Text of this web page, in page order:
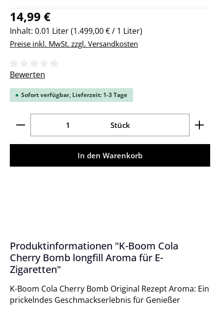
Regulärer Preis:
14,99 €
Inhalt: 0.01 Liter(1.499,00 € / 1 Liter)
Preise inkl. MwSt. zzgl. Versandkosten
Durchschnittliche Bewertung von 0 von 5 Sternen
Bewerten
Sofort verfügbar, Lieferzeit: 1-3 Tage
Produkt Anzahl: Gib den gewünschten Wert ein
Stück
In den Warenkorb
Produktinformationen "K-Boom Cola
Cherry Bomb longfill Aroma für E-
Zigaretten"
K-Boom Cola Cherry Bomb Original Rezept Aroma: Ein
prickelndes Geschmackserlebnis für Genießer